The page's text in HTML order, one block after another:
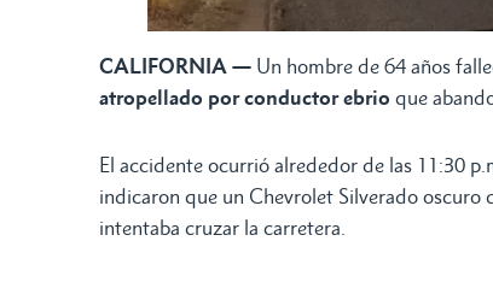
CALIFORNIA — Un hombre de 64 años
atropellado por conductor ebrio que
El accidente ocurrió alrededor de las 11:30
indicaron que un Chevrolet Silverado
intentaba cruzar la carretera.